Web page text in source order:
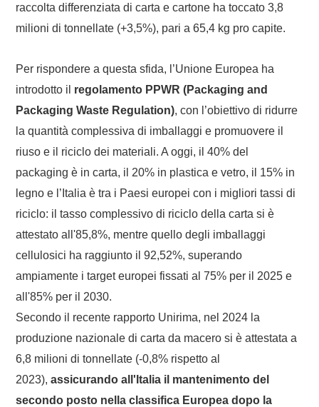
raccolta differenziata di carta e cartone ha toccato 3,8
milioni di tonnellate (+3,5%), pari a 65,4 kg pro capite.
Per rispondere a questa sfida, l’Unione Europea ha
introdotto il regolamento PPWR (Packaging and
Packaging Waste Regulation), con l’obiettivo di ridurre
la quantità complessiva di imballaggi e promuovere il
riuso e il riciclo dei materiali. A oggi, il 40% del
packaging è in carta, il 20% in plastica e vetro, il 15% in
legno e l’Italia è tra i Paesi europei con i migliori tassi di
riciclo: il tasso complessivo di riciclo della carta si è
attestato all'85,8%, mentre quello degli imballaggi
cellulosici ha raggiunto il 92,52%, superando
ampiamente i target europei fissati al 75% per il 2025 e
all'85% per il 2030.
Secondo il recente rapporto Unirima, nel 2024 la
produzione nazionale di carta da macero si è attestata a
6,8 milioni di tonnellate (-0,8% rispetto al
2023), assicurando all'Italia il mantenimento del
secondo posto nella classifica Europea dopo la